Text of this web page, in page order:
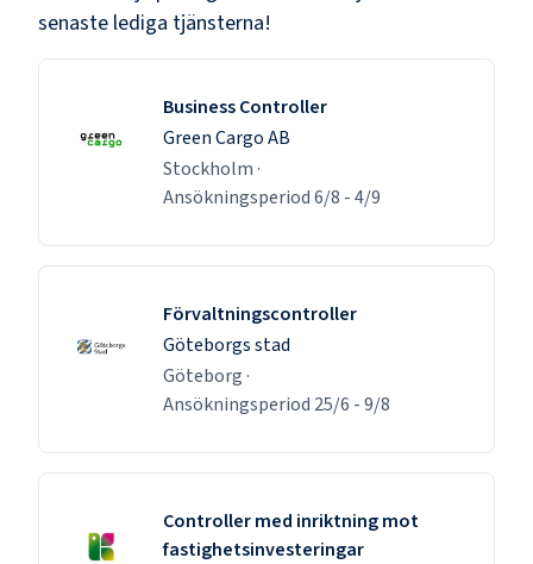
senaste lediga tjänsterna!
Business Controller
Green Cargo AB
Stockholm ·
Ansökningsperiod6/8 -4/9
Förvaltningscontroller
Göteborgs stad
Göteborg ·
Ansökningsperiod 25/6 -9/8
Controller med inriktning mot
fastighetsinvesteringar